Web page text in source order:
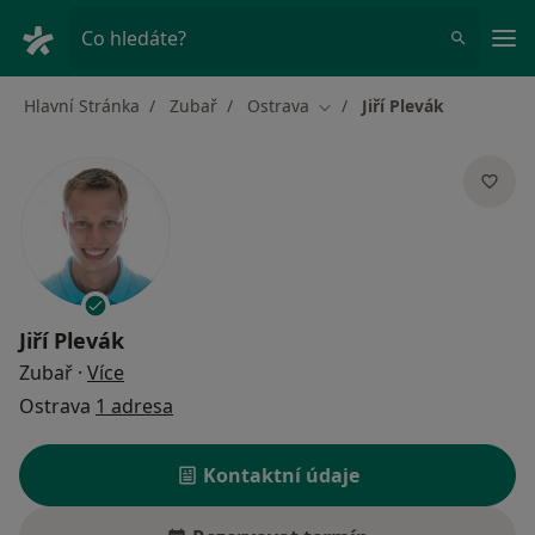
Co hledáte?
Hlavní Stránka Zubař Ostrava Změna města
Jiří Plevák
Jiří Plevák
Zubař · Více
Ostrava 1 adresa
Kontaktní údaje